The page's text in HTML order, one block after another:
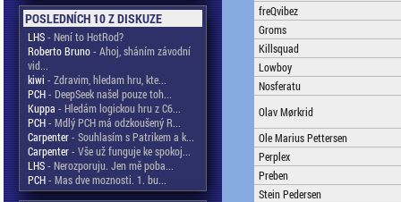
POSLEDNÍCH 10 Z DISKUZE
LHS- Není to HotRod?
Roberto Bruno- Ahoj, sháním závodní
vid...
kiwi - Zdravim, hledam hru, kte...
PCH- DeepSeek našel pouze toh...
Kuppa - Hledám logickou hru z C6...
PCH- Mdlý PCH má odzkoušený R...
Carpenter- Souhlasím s Patrikem a k...
Carpenter- Vše už funguje ke spokoj...
LHS- Nerozporuju. Jen mě poba...
PCH- Mas dve moznosti. 1. bu...
freQvibez
Groms
Killsquad
Lowboy
Nosferatu
Olav Mørkrid
Ole Marius Pettersen
Perplex
Preben
Stein Pedersen